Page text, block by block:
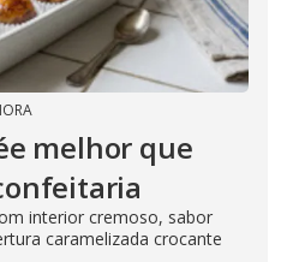
melhor que
interior cremoso, sabor
caramelizada crocante